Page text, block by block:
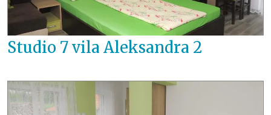
Studio 7 vila Aleksandra 2